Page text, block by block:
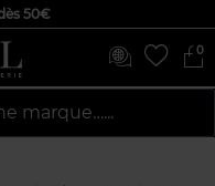
50€
0
marque…...